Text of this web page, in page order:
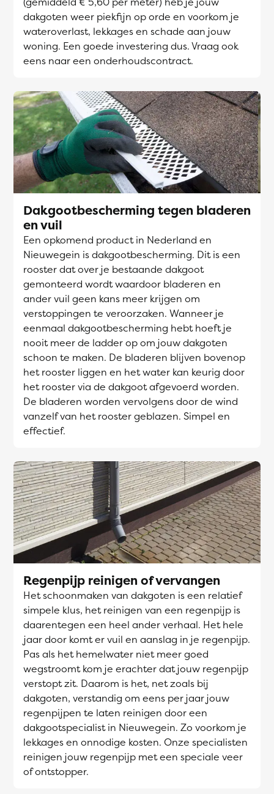
dakgoten weer piekfijn op orde en voorkom je
wateroverlast, lekkages en schade aan jouw
woning. Een goede investering dus. Vraag ook
eens naar een onderhoudscontract.
Dakgootbescherming tegen bladeren
en vuil
Een opkomend product in Nederland en
Nieuwegein is dakgootbescherming. Dit is een
rooster dat over je bestaande dakgoot
gemonteerd wordt waardoor bladeren en
ander vuil geen kans meer krijgen om
verstoppingen te veroorzaken. Wanneer je
eenmaal dakgootbescherming hebt hoeft je
nooit meer de ladder op om jouw dakgoten
schoon te maken. De bladeren blijven bovenop
het rooster liggen en het water kan keurig door
het rooster via de dakgoot afgevoerd worden.
De bladeren worden vervolgens door de wind
vanzelf van het rooster geblazen. Simpel en
effectief.
Regenpijp reinigen of vervangen
Het schoonmaken van dakgoten is een relatief
simpele klus, het reinigen van een regenpijp is
daarentegen een heel ander verhaal. Het hele
jaar door komt er vuil en aanslag in je regenpijp.
Pas als het hemelwater niet meer goed
wegstroomt kom je erachter dat jouw regenpijp
verstopt zit. Daarom is het, net zoals bij
dakgoten, verstandig om eens per jaar jouw
regenpijpen te laten reinigen door een
dakgootspecialist in Nieuwegein. Zo voorkom je
lekkages en onnodige kosten. Onze specialisten
reinigen jouw regenpijp met een speciale veer
of ontstopper.